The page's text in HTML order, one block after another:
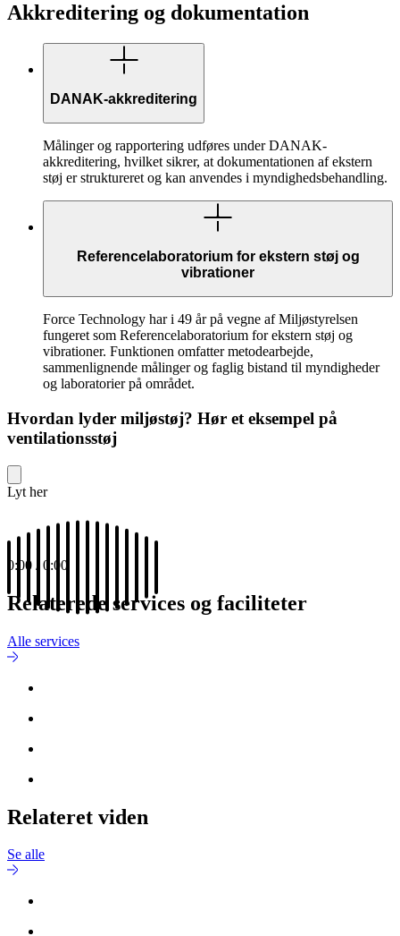
Akkreditering og dokumentation
DANAK-akkreditering
Målinger og rapportering udføres under DANAK-
akkreditering, hvilket sikrer, at dokumentationen af ekstern
støj er struktureret og kan anvendes i myndighedsbehandling.
Referencelaboratorium for ekstern støj og
vibrationer
Force Technology har i 49 år på vegne af Miljøstyrelsen
fungeret som Referencelaboratorium for ekstern støj og
vibrationer. Funktionen omfatter metodearbejde,
sammenlignende målinger og faglig bistand til myndigheder
og laboratorier på området.
Hvordan lyder miljøstøj? Hør et eksempel på
ventilationsstøj
Lyt her
0:00 / 0:00
Relaterede services og faciliteter
Alle services
Relateret viden
Se alle